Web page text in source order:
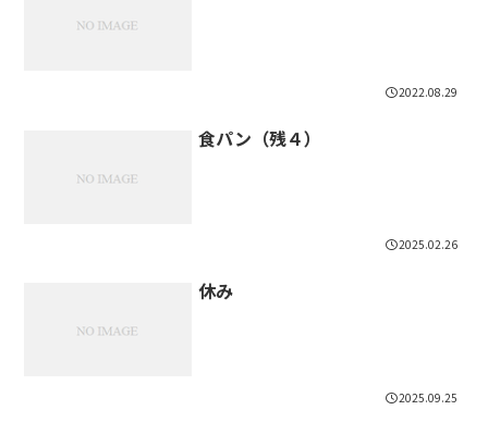
2022.08.29
食パン（残４）
2025.02.26
休み
2025.09.25